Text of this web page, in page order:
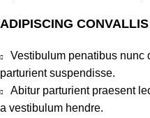
ADIPISCING
Vestibulum penatibus
parturient suspendisse.
Abitur parturient praesent
a vestibulum hendre.